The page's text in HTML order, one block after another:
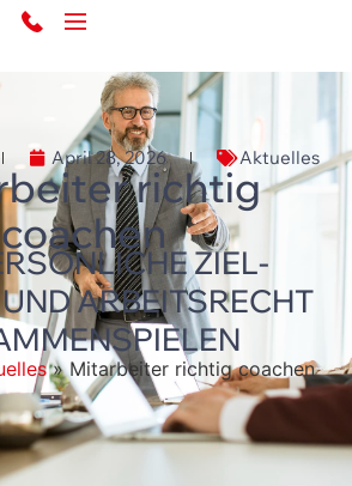
April 28, 2026 Aktuelles
richtig
coachen
ZIEL­
ARBEITSRECHT
»Mitarbeiter richtig coachen